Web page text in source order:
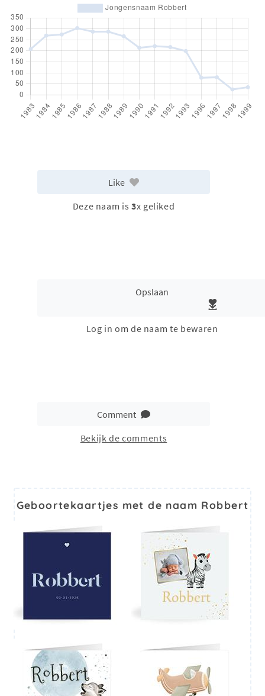
Like
Deze naam is 3x geliked
Opslaan
Log in om de naam te bewaren
Comment
Bekijk de comments
Geboortekaartjes met de naam Robbert